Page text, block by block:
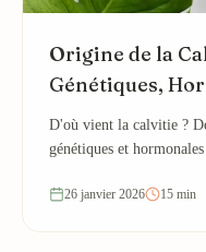
Origine de la
Génétiques,
D'où vient la calvitie ?
génétiques et
26 janvier 2026 15 min